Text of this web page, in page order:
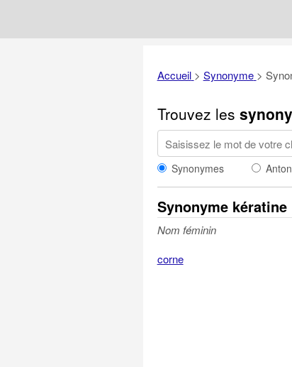
Accueil > Synonyme >
Trouvez les
Synonymes
Synonyme kératine
Nom féminin
corne